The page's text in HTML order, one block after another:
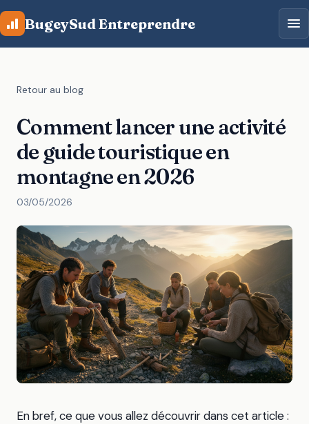
Aller au contenu principal
BugeySud Entreprendre
Retour au blog
Comment lancer une activité
de guide touristique en
montagne en 2026
03/05/2026
En bref, ce que vous allez découvrir dans cet article :